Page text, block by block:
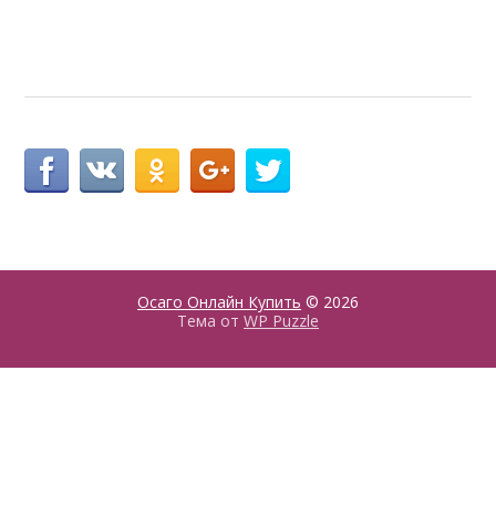
Осаго Онлайн Купить © 2026
Тема от WP Puzzle